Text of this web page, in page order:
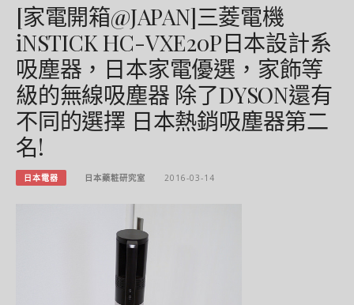
[家電開箱@JAPAN]三菱電機
iNSTICK HC-VXE20P日本設計系
吸塵器，日本家電優選，家飾等
級的無線吸塵器 除了DYSON還有
不同的選擇 日本熱銷吸塵器第二
名!
日本電器 日本藥粧研究室 2016-03-14